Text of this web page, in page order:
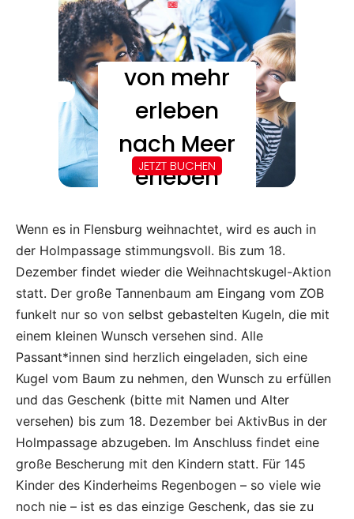
Wenn es in Flensburg weihnachtet, wird es auch in
der Holmpassage stimmungsvoll. Bis zum 18.
Dezember findet wieder die Weihnachtskugel-Aktion
statt. Der große Tannenbaum am Eingang vom ZOB
funkelt nur so von selbst gebastelten Kugeln, die mit
einem kleinen Wunsch versehen sind. Alle
Passant*innen sind herzlich eingeladen, sich eine
Kugel vom Baum zu nehmen, den Wunsch zu erfüllen
und das Geschenk (bitte mit Namen und Alter
versehen) bis zum 18. Dezember bei AktivBus in der
Holmpassage abzugeben. Im Anschluss findet eine
große Bescherung mit den Kindern statt. Für 145
Kinder des Kinderheims Regenbogen – so viele wie
noch nie – ist es das einzige Geschenk, das sie zu